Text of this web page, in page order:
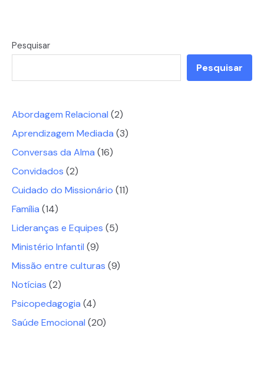
Pesquisar
Pesquisar
Abordagem Relacional (2)
Aprendizagem Mediada (3)
Conversas da Alma (16)
Convidados (2)
Cuidado do Missionário (11)
Família (14)
Lideranças e Equipes (5)
Ministério Infantil (9)
Missão entre culturas (9)
Notícias (2)
Psicopedagogia (4)
Saúde Emocional (20)